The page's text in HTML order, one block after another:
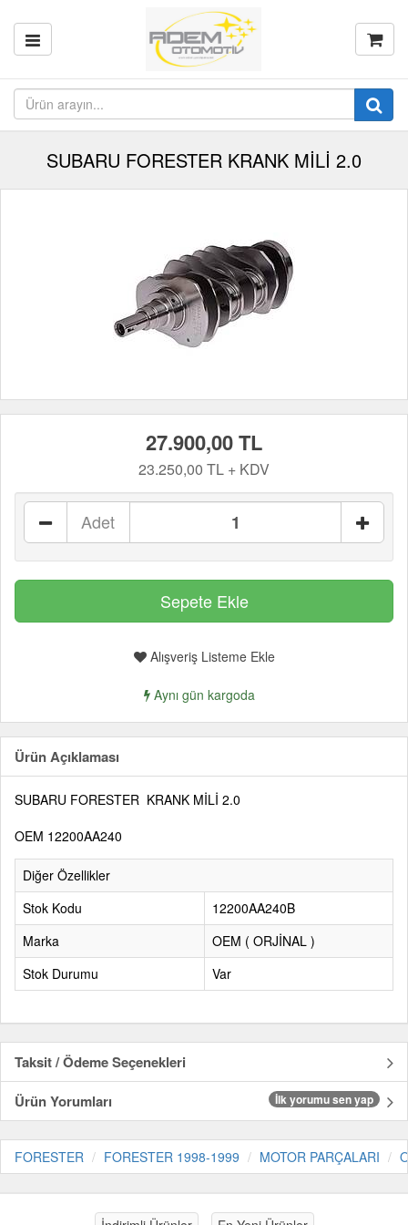
SUBARU FORESTER KRANK MİLİ 2.0
27.900,00 TL
23.250,00 TL + KDV
Adet
Alışveriş Listeme Ekle
Aynı gün kargoda
Ürün Açıklaması
SUBARU FORESTER KRANK MİLİ 2.0
OEM 12200AA240
Diğer Özellikler
Stok Kodu
12200AA240B
Marka
OEM ( ORJİNAL )
Stok Durumu
Var
Taksit / Ödeme Seçenekleri
Ürün Yorumları
İlk yorumu sen yap
FORESTER FORESTER 1998-1999 MOTOR PARÇALARI